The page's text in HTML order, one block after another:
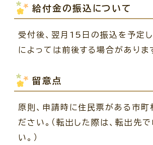
給付金の振込について
受付後、翌月15日の振込を予定し
によっては前後する場合がありま
留意点
原則、申請時に住民票がある市町
ださい。（転出した際は、転出先
い。）